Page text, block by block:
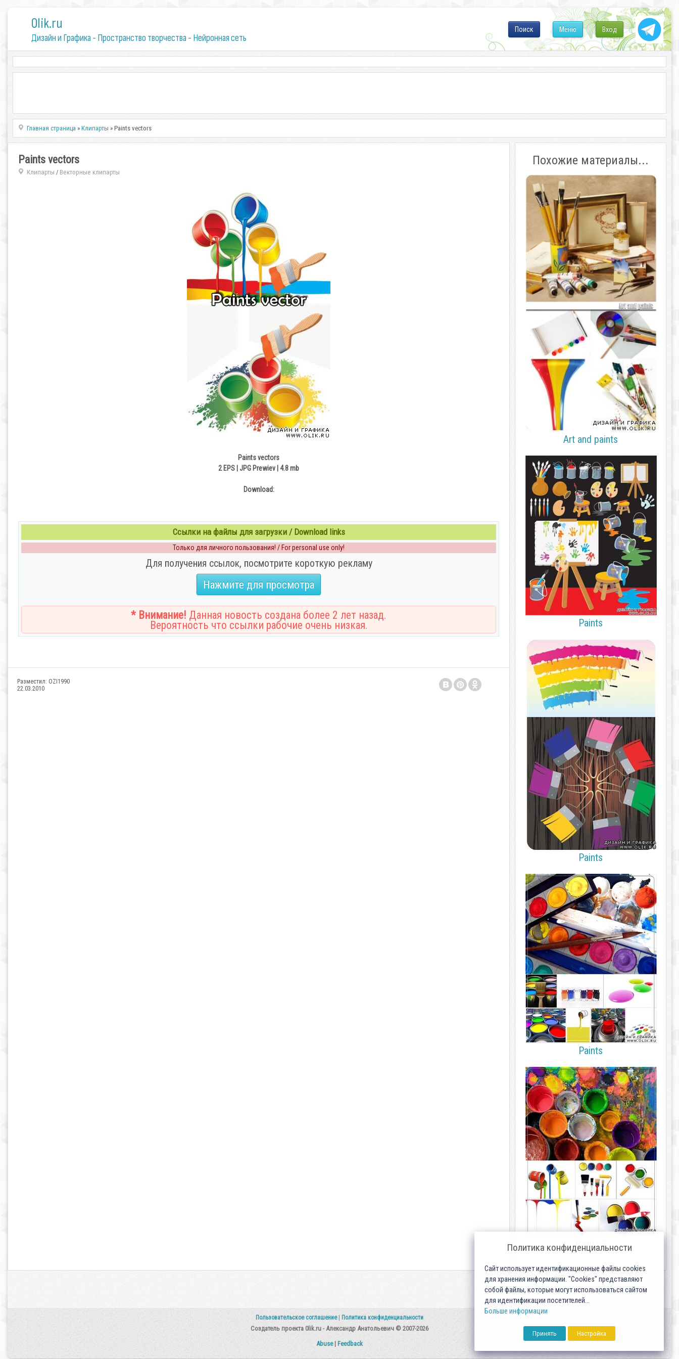
0lik.ru
Дизайн и Графика - Пространство творчества - Нейронная сеть
Вход
Меню
Поиск
Главная страница »Клипарты » Paints vectors
Paints vectors
Клипарты / Векторные клипарты
Paints vectors
2 EPS | JPG Prewiev | 4.8 mb
Download:
Ссылки на файлы для загрузки / Download links
Только для личного пользования! / For personal use only!
Для получения ссылок, посмотрите короткую рекламу
Нажмите для просмотра
* Внимание! Данная новость создана более 2 лет назад.
Вероятность что ссылки рабочие очень низкая.
Разместил: OZI1990
22.03.2010
Похожие материалы...
Art and paints
Paints
Paints
Paints
Paints 4
Пользовательское соглашение Политика конфиденциальности
Создатель проекта 0lik.ru - Александр Анатольевич © 2007-2026
Abuse| Feedback
Политика конфиденциальности
Сайт использует идентификационные файлы cookies
для хранения информации. "Cookies" представляют
собой файлы, которые могут использоваться сайтом
для идентификации посетителей...
Больше информации
Принять Настройка